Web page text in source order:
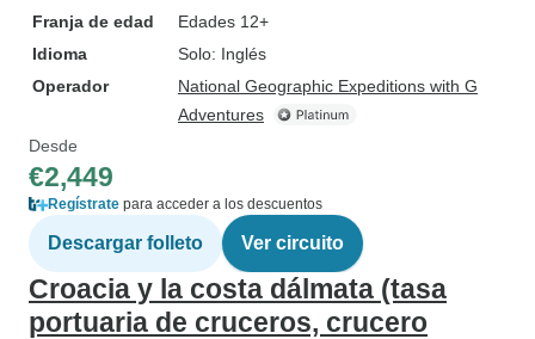
Franja de edad
Edades 12+
Idioma
Solo: Inglés
Operador
National Geographic Expeditions with G
Adventures
Desde
€2,449
Regístrate para acceder a los descuentos
Descargar folleto Ver circuito
Croacia y la costa dálmata (tasa
portuaria de cruceros, crucero